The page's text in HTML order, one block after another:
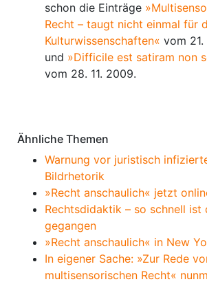
schon die Einträge
Recht – taugt nicht einmal für
Kulturwissenschaften« vom 21.
und »Difficile est satiram non
vom 28. 11. 2009.
Ähnliche Themen
Warnung vor juristisch
Bildrhetorik
»Recht anschaulich« jetzt
Rechtsdidaktik – so schnell ist
gegangen
»Recht anschaulich« in New
In eigener Sache: »Zur Rede
multisensorischen Recht«